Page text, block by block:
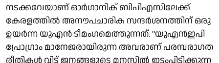
നടക്കവേയാണ് ഓര്‍ഗാനിക് ബിപിഎസിലേക്ക്
കേരളത്തില്‍ അനൗപചാരിക സന്ദര്‍ശനത്തിന് ഒരു
ഉയര്‍ന്ന യുഎന്‍ ടീമംഗമെത്തുന്നത്. ''യുഎന്‍ഇപി
പ്രോഗ്രാം മാനേജരായിരുന്ന അവരാണ് പരമ്പരാഗത
രീതികള്‍ വിട്ട് ജനങ്ങളുടെ മനസില്‍ ഇടംപിടിക്കുന്ന